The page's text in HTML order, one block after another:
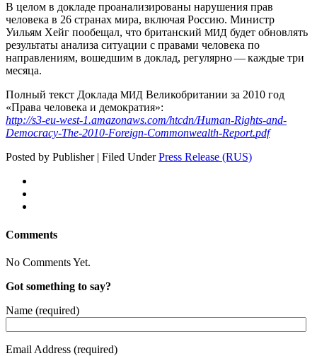
В целом в докладе проанализированы нарушения прав
человека в 26 странах мира, включая Россию. Министр
Уильям Хейг пообещал, что британский МИД будет обновлять
результаты анализа ситуации с правами человека по
направлениям, вошедшим в доклад, регулярно — каждые три
месяца.
Полный текст Доклада МИД Великобритании за 2010 год
«Права человека и демократия»:
http://s3-eu-west‑1.ama­zon­aws.com/htcdn/Human-Rights-and-
Democ­ra­cy-The-2010-For­eign-Com­mon­wealth-Report.pdf
Posted by Publisher | Filed UnderPress Release (RUS)
Comments
No Comments Yet.
Got something to say?
Name (required)
Email Address (required)